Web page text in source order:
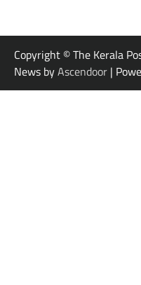
Copyright © The Kerala
News byAscendoor |